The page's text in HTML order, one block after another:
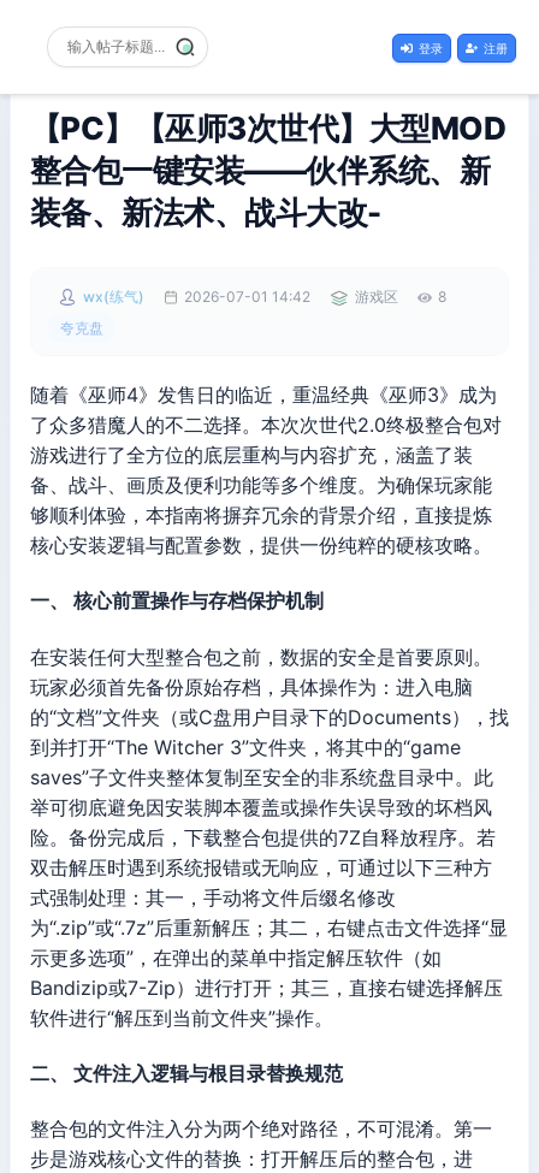
登录 注册
【PC】【巫师3次世代】大型MOD
整合包一键安装——伙伴系统、新
装备、新法术、战斗大改-
wx(练气) 2026-07-01 14:42 游戏区
8
夸克盘
随着《巫师4》发售日的临近，重温经典《巫师3》成为
了众多猎魔人的不二选择。本次次世代2.0终极整合包对
游戏进行了全方位的底层重构与内容扩充，涵盖了装
备、战斗、画质及便利功能等多个维度。为确保玩家能
够顺利体验，本指南将摒弃冗余的背景介绍，直接提炼
核心安装逻辑与配置参数，提供一份纯粹的硬核攻略。
一、 核心前置操作与存档保护机制
在安装任何大型整合包之前，数据的安全是首要原则。
玩家必须首先备份原始存档，具体操作为：进入电脑
的“文档”文件夹（或C盘用户目录下的Documents），找
到并打开“The Witcher 3”文件夹，将其中的“game
saves”子文件夹整体复制至安全的非系统盘目录中。此
举可彻底避免因安装脚本覆盖或操作失误导致的坏档风
险。备份完成后，下载整合包提供的7Z自释放程序。若
双击解压时遇到系统报错或无响应，可通过以下三种方
式强制处理：其一，手动将文件后缀名修改
为“.zip”或“.7z”后重新解压；其二，右键点击文件选择“显
示更多选项”，在弹出的菜单中指定解压软件（如
Bandizip或7-Zip）进行打开；其三，直接右键选择解压
软件进行“解压到当前文件夹”操作。
二、 文件注入逻辑与根目录替换规范
整合包的文件注入分为两个绝对路径，不可混淆。第一
步是游戏核心文件的替换：打开解压后的整合包，进